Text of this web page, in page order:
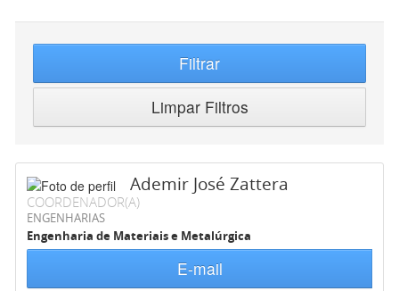
Filtrar
Limpar Filtros
Ademir José Zattera
COORDENADOR(A)
ENGENHARIAS
Engenharia de Materiais e Metalúrgica
E-mail